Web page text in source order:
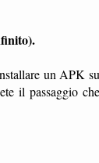
un APK
il passaggio che